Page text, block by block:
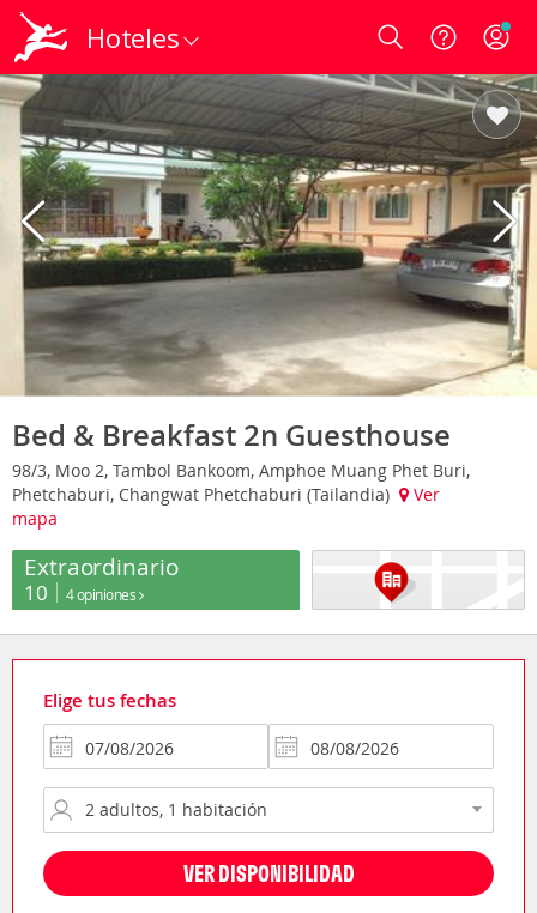
Hoteles Login
Bed & Breakfast 2n Guesthouse
98/3, Moo 2, Tambol Bankoom, Amphoe Muang Phet Buri,
Phetchaburi, Changwat Phetchaburi (Tailandia)
Ver
mapa
Extraordinario
10 4 opiniones
Elige tus fechas
VER DISPONIBILIDAD